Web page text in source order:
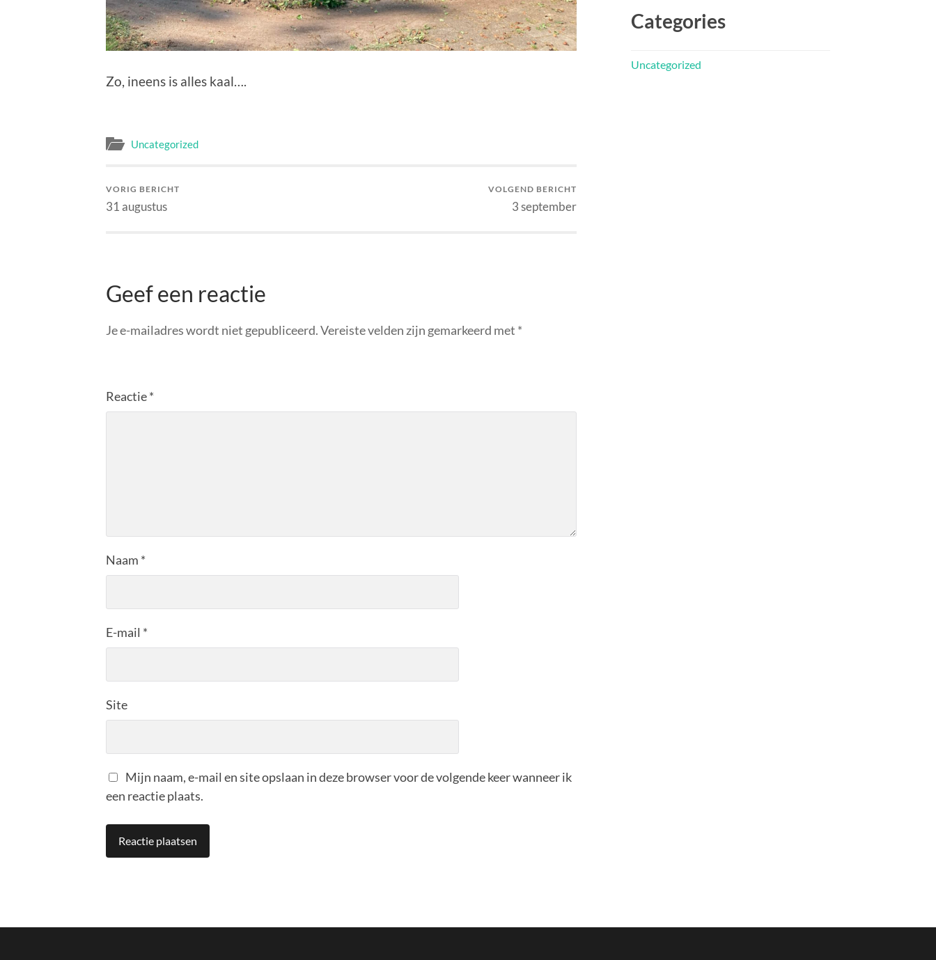
Zo, ineens is alles kaal….
Uncategorized
VORIG BERICHT
31 augustus
VOLGEND BERICHT
3 september
Geef een reactie
Je e-mailadres wordt niet gepubliceerd.Vereiste velden zijn gemarkeerd met *
Reactie*
Naam *
E-mail *
Site
Mijn naam, e-mail en site opslaan in deze browser voor de volgende keer wanneer ik
een reactie plaats.
Categories
Uncategorized